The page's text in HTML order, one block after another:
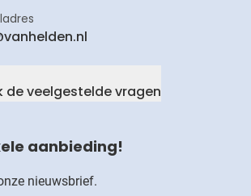
de veelgestelde vragen
aanbieding!
nieuwsbrief.